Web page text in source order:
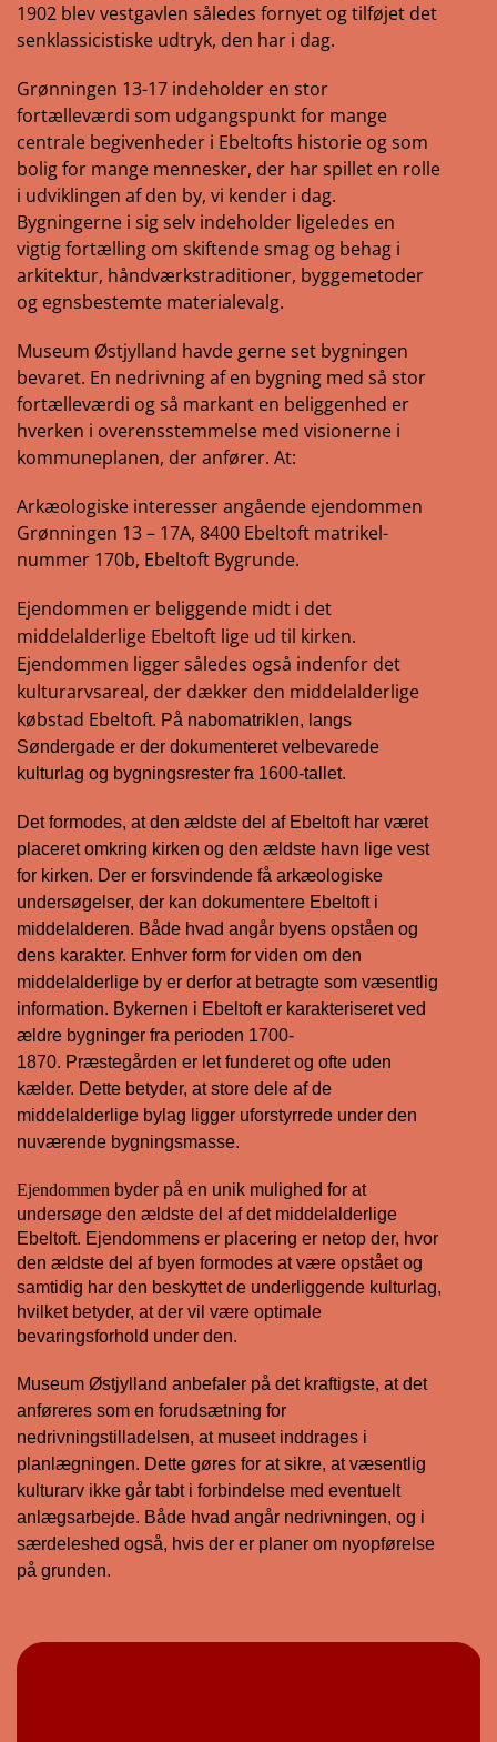
1902 blev vestgavlen således fornyet og tilføjet det
senklassicistiske udtryk, den har i dag.
Grønningen 13-17 indeholder en stor
fortælleværdi som udgangspunkt for mange
centrale begivenheder i Ebeltofts historie og som
bolig for mange mennesker, der har spillet en rolle
i udviklingen af den by, vi kender i dag.
Bygningerne i sig selv indeholder ligeledes en
vigtig fortælling om skiftende smag og behag i
arkitektur, håndværkstraditioner, byggemetoder
og egnsbestemte materialevalg.
Museum Østjylland havde gerne set bygningen
bevaret. En nedrivning af en bygning med så stor
fortælleværdi og så markant en beliggenhed er
hverken i overensstemmelse med visionerne i
kommuneplanen, der anfører. At:
Arkæologiske interesser angående ejendommen
Grønningen 13 – 17A, 8400 Ebeltoft matrikel-
nummer 170b, Ebeltoft Bygrunde.
Ejendommen er beliggende midt i det
middelalderlige Ebeltoft lige ud til kirken.
Ejendommen ligger således også indenfor det
kulturarvsareal, der dækker den middelalderlige
købstad Ebeltoft. På nabomatriklen, langs
Søndergade er der dokumenteret velbevarede
kulturlag og bygningsrester fra 1600-tallet.
Det formodes, at den ældste del af Ebeltoft har været
placeret omkring kirken og den ældste havn lige vest
for kirken. Der er forsvindende få arkæologiske
undersøgelser, der kan dokumentere Ebeltoft i
middelalderen. Både hvad angår byens opståen og
dens karakter. Enhver form for viden om den
middelalderlige by er derfor at betragte som væsentlig
information. Bykernen i Ebeltoft er karakteriseret ved
ældre bygninger fra perioden 1700-
1870. Præstegården er let funderet og ofte uden
kælder. Dette betyder, at store dele af de
middelalderlige bylag ligger uforstyrrede under den
nuværende bygningsmasse.
Ejendommen byder på en unik mulighed for at
undersøge den ældste del af det middelalderlige
Ebeltoft. Ejendommens er placering er netop der, hvor
den ældste del af byen formodes at være opstået og
samtidig har den beskyttet de underliggende kulturlag,
hvilket betyder, at der vil være optimale
bevaringsforhold under den.
Museum Østjylland anbefaler på det kraftigste, at det
anføreres som en forudsætning for
nedrivningstilladelsen, at museet inddrages i
planlægningen. Dette gøres for at sikre, at væsentlig
kulturarv ikke går tabt i forbindelse med eventuelt
anlægsarbejde. Både hvad angår nedrivningen, og i
særdeleshed også, hvis der er planer om nyopførelse
på grunden.